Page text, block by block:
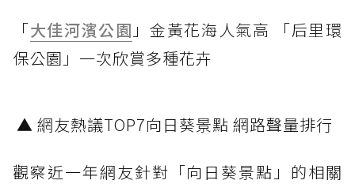
「大佳河濱公園 」金黃花海人氣高 「后里環
保公園」一次欣賞多種花卉
▲ 網友熱議TOP7向日葵景點 網路聲量排行
觀察近一年網友針對「向日葵景點」的相關